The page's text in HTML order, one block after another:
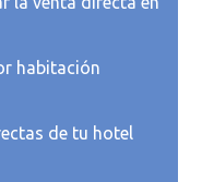
habitación
de tu hotel